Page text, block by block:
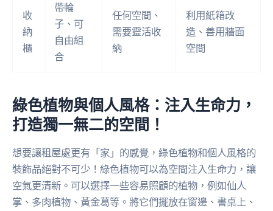
收
納
櫃
帶輪
子、可
自由組
合
任何空間、
需要靈活收
納
利用紙箱改
造、善用牆面
空間
綠色植物與個人風格：注入生命力，
打造獨一無二的空間！
想要讓租屋處更有「家」的感覺，綠色植物和個人風格的
裝飾品絕對不可少！綠色植物可以為空間注入生命力，讓
空氣更清新。可以選擇一些容易照顧的植物，例如仙人
掌、多肉植物、黃金葛等。將它們擺放在窗邊、書桌上、